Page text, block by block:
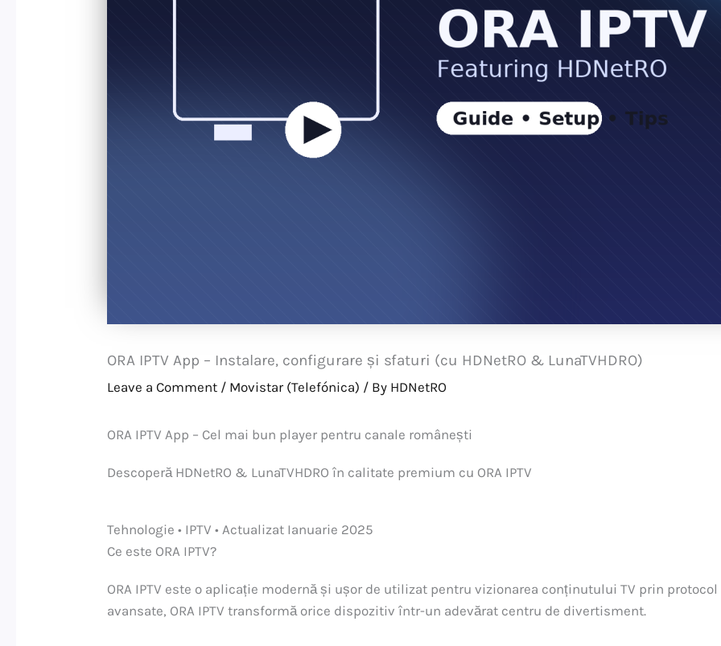
ORA IPTV App – Instalare, configurare și sfaturi (cu HDNetRO & LunaTVHDRO)
Leave a Comment / Movistar (Telefónica) / By HDNetRO
ORA IPTV App – Cel mai bun player pentru canale românești
Descoperă HDNetRO & LunaTVHDRO în calitate premium cu ORA IPTV
Tehnologie • IPTV • Actualizat Ianuarie 2025
Ce este ORA IPTV?
ORA IPTV este o aplicație modernă și ușor de utilizat pentru vizionarea conținutului TV prin
avansate, ORA IPTV transformă orice dispozitiv într-un adevărat centru de divertisment.